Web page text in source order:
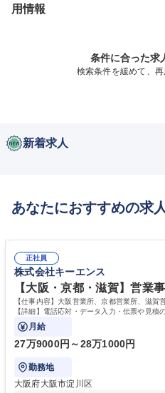
用情報
条件に合った求
検索条件を緩めて、
新着求人
あなたにおすすめの求人
正社員
株式会社キーエンス
【大阪・京都・滋賀】営
【仕事内容】大阪営業所、京都営業所、滋賀
【詳細】電話応対・データ入力・伝票や見積
で発生する事務業務や業務改善をお任せ。
月給
27万9000円～28万1000円
勤務地
大阪府大阪市淀川区